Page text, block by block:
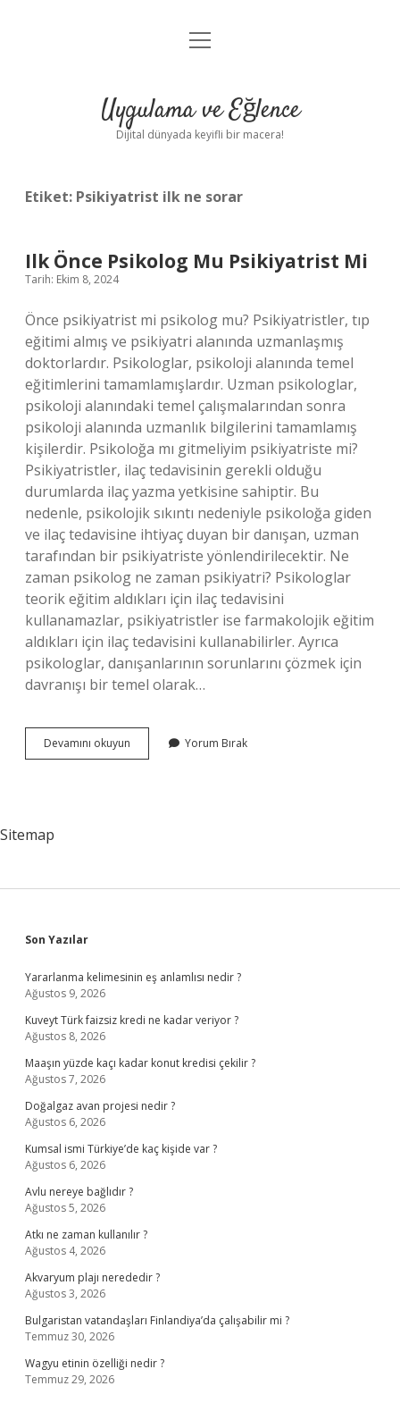
Anasayfa
Yasal Uyarı
menüyü
Uygulama ve Eğlence
Dijital dünyada keyifli bir macera!
Etiket: Psikiyatrist ilk ne sorar
Ilk Önce Psikolog Mu Psikiyatrist Mi
Tarih: Ekim 8, 2024
Önce psikiyatrist mi psikolog mu? Psikiyatristler, tıp
eğitimi almış ve psikiyatri alanında uzmanlaşmış
doktorlardır. Psikologlar, psikoloji alanında temel
eğitimlerini tamamlamışlardır. Uzman psikologlar,
psikoloji alanındaki temel çalışmalarından sonra
psikoloji alanında uzmanlık bilgilerini tamamlamış
kişilerdir. Psikoloğa mı gitmeliyim psikiyatriste mi?
Psikiyatristler, ilaç tedavisinin gerekli olduğu
durumlarda ilaç yazma yetkisine sahiptir. Bu
nedenle, psikolojik sıkıntı nedeniyle psikoloğa giden
ve ilaç tedavisine ihtiyaç duyan bir danışan, uzman
tarafından bir psikiyatriste yönlendirilecektir. Ne
zaman psikolog ne zaman psikiyatri? Psikologlar
teorik eğitim aldıkları için ilaç tedavisini
kullanamazlar, psikiyatristler ise farmakolojik eğitim
aldıkları için ilaç tedavisini kullanabilirler. Ayrıca
psikologlar, danışanlarının sorunlarını çözmek için
davranışı bir temel olarak…
Devamını okuyun
Önce
Yorum Bırak
Sitemap
Sidebar
Son Yazılar
Yararlanma kelimesinin eş anlamlısı nedir ?
Ağustos 9, 2026
Kuveyt Türk faizsiz kredi ne kadar veriyor ?
Ağustos 8, 2026
Maaşın yüzde kaçı kadar konut kredisi çekilir ?
Ağustos 7, 2026
Doğalgaz avan projesi nedir ?
Ağustos 6, 2026
Kumsal ismi Türkiye’de kaç kişide var ?
Ağustos 6, 2026
Avlu nereye bağlıdır ?
Ağustos 5, 2026
Atkı ne zaman kullanılır ?
Ağustos 4, 2026
Akvaryum plajı nerededir ?
Ağustos 3, 2026
Bulgaristan vatandaşları Finlandiya’da çalışabilir mi ?
Temmuz 30, 2026
Wagyu etinin özelliği nedir ?
Temmuz 29, 2026